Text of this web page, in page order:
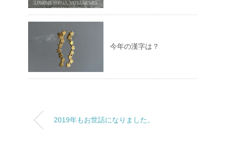
今年の漢字は？
2019年もお世話になりました。